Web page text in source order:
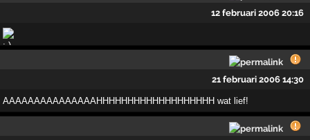
12 februari 2006 20:16
21 februari 2006 14:30
AAAAAAAAAAAAAAAHHHHHHHHHHHHHHHHHHH wat lief!